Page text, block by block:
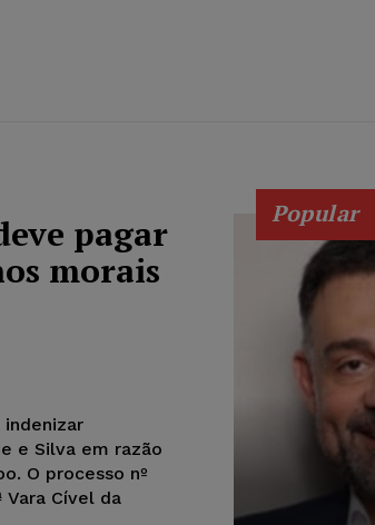
pagar
morais
indenizar
e Silva em razão
O processo nº
Vara Cível da
Popular